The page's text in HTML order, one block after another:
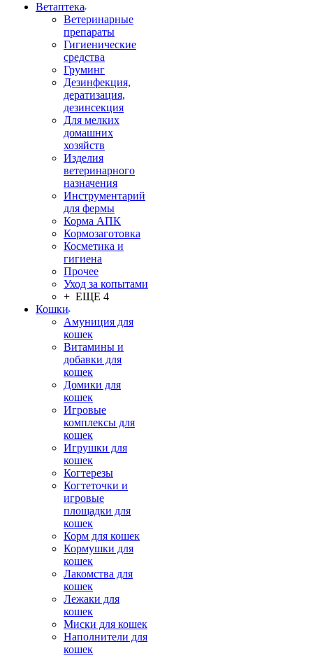
Ветаптека
Ветеринарные
препараты
Гигиенические
средства
Груминг
Дезинфекция,
дератизация,
дезинсекция
Для мелких
домашних
хозяйств
Изделия
ветеринарного
назначения
Инструментарий
для фермы
Корма АПК
Кормозаготовка
Косметика и
гигиена
Прочее
Уход за копытами
+ ЕЩЕ 4
Кошки
Амуниция для
кошек
Витамины и
добавки для
кошек
Домики для
кошек
Игровые
комплексы для
кошек
Игрушки для
кошек
Когтерезы
Когтеточки и
игровые
площадки для
кошек
Корм для кошек
Кормушки для
кошек
Лакомства для
кошек
Лежаки для
кошек
Миски для кошек
Наполнители для
кошек